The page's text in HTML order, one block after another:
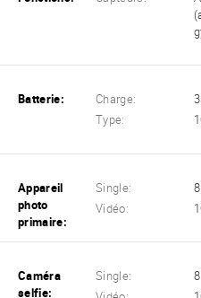
Batterie: Charge:
Type:
Appareil
photo
primaire:
Single:
Vidéo:
Caméra
selfie:
Single: